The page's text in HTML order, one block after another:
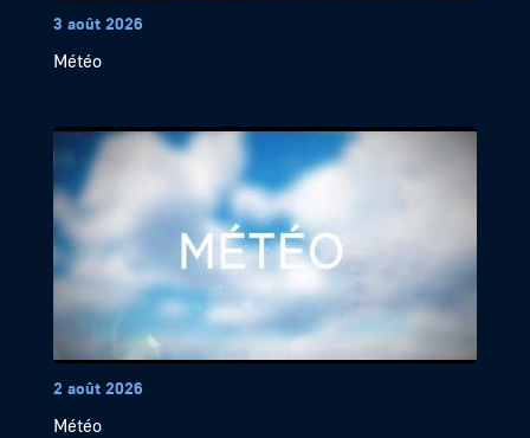
3 août 2026
Météo
2 août 2026
Météo